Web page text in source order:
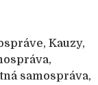
, Kauzy,
,
samospráva,